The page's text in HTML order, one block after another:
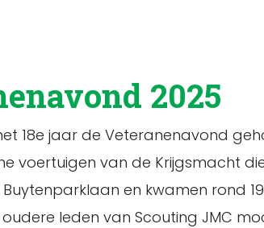
2025
18e jaar de Veteranenavond
voertuigen van de Krijgsmacht
en kwamen rond
leden van Scouting JMC